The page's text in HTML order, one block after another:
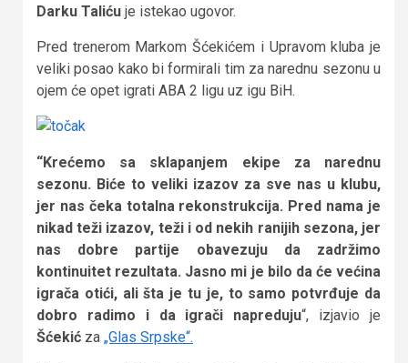
Darku Taliću je istekao ugovor.
Pred trenerom Markom Šćekićem i Upravom kluba je
veliki posao kako bi formirali tim za narednu sezonu u
ojem će opet igrati ABA 2 ligu uz igu BiH.
“Krećemo sa sklapanjem ekipe za narednu
sezonu. Biće to veliki izazov za sve nas u klubu,
jer nas čeka totalna rekonstrukcija. Pred nama je
nikad teži izazov, teži i od nekih ranijih sezona, jer
nas dobre partije obavezuju da zadržimo
kontinuitet rezultata. Jasno mi je bilo da će većina
igrača otići, ali šta je tu je, to samo potvrđuje da
dobro radimo i da igrači napreduju“, izjavio je
Šćekić za „Glas Srpske“.